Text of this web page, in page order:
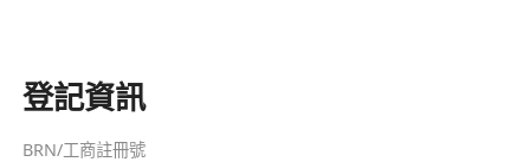
登記資訊
BRN/工商註冊號